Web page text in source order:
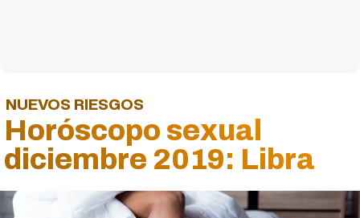
NUEVOS RIESGOS
Horóscopo sexual
diciembre 2019: Libra